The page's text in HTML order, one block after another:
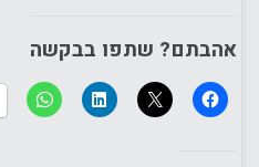
אהבתם? שתפו בבקשה